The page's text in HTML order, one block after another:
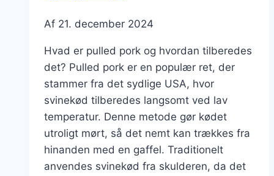
Af 21. december 2024
Hvad er pulled pork og hvordan tilberedes
det? Pulled pork er en populær ret, der
stammer fra det sydlige USA, hvor
svinekød tilberedes langsomt ved lav
temperatur. Denne metode gør kødet
utroligt mørt, så det nemt kan trækkes fra
hinanden med en gaffel. Traditionelt
anvendes svinekød fra skulderen, da det